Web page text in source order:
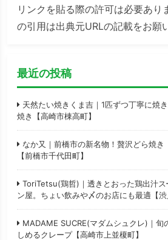
リンクを貼る際の許可は必要あり
の引用は出典元URLの記載をお願
最近の投稿
天然たい焼きくま吉｜1匹ずつ丁寧に焼
焼き【高崎市棟高町】
なか又｜前橋市の新名物！贅沢どら焼き
【前橋市千代田町】
ToriTetsu(鶏哲)｜透きとおった鶏出汁ス
ン屋。ちょい飲みや〆のお店にも最適【渋
MADAME SUCRE(マダムシュクレ)｜旬
しめるクレープ【高崎市上並榎町】